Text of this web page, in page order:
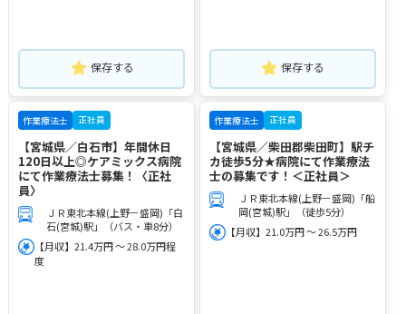
保存する 保存する
作業療法士 正社員
【宮城県／白石市】年間休日
120日以上◎ケアミックス病院
にて作業療法士募集！〈正社
員〉
ＪＲ東北本線(上野－盛岡)「白
石(宮城)駅」（バス・車8分）
【月収】21.4万円 ～ 28.0万円程
度
作業療法士 正社員
【宮城県／柴田郡柴田町】駅チ
カ徒歩5分★病院にて作業療法
士の募集です！＜正社員＞
ＪＲ東北本線(上野－盛岡)「船
岡(宮城)駅」（徒歩5分）
【月収】21.0万円 ～ 26.5万円